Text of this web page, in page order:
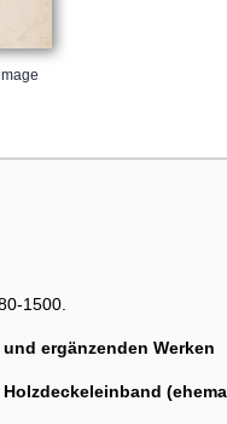
1500.
ergänzenden Werken